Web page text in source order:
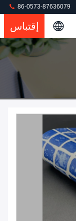
86-0573-87636079
إقتباس